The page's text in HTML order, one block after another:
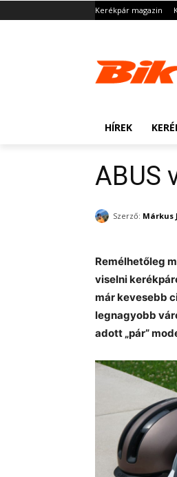
Kerékpár magazin
HÍREK
ABUS
Szerző: Márkus
Remélhetőleg
viselni
már kevesebb
legnagyobb
adott „pár”